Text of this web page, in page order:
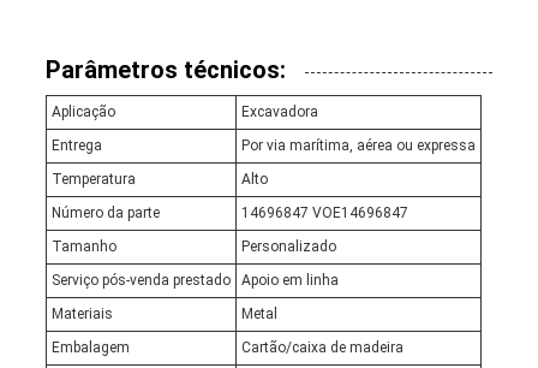
Parâmetros técnicos:
Aplicação
Excavadora
Entrega
Por via marítima, aérea ou expressa
Temperatura
Alto
Número da parte
14696847 VOE14696847
Tamanho
Personalizado
Serviço pós-venda prestado
Apoio em linha
Materiais
Metal
Embalagem
Cartão/caixa de madeira